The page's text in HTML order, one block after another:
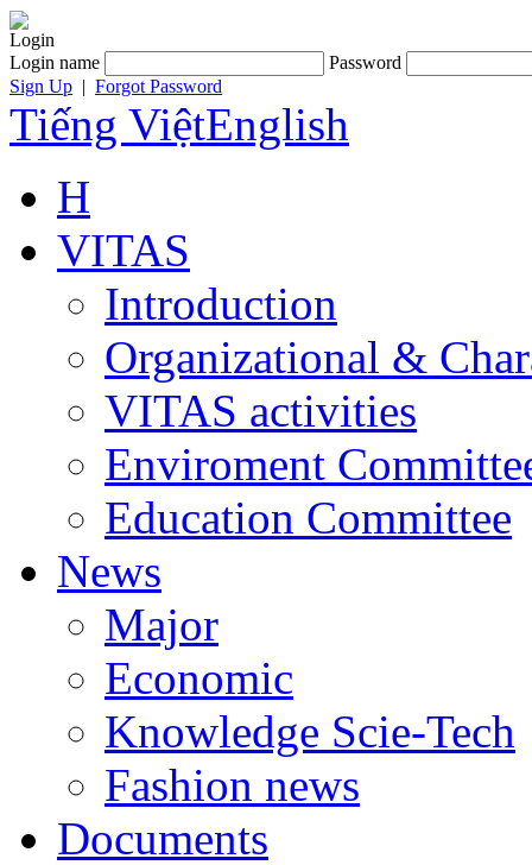
Login
Login name
Password
Sign Up | Forgot Password
Tiếng ViệtEnglish
H
VITAS
Introduction
Organizational &
VITAS activities
Enviroment
Education Committee
News
Major
Economic
Knowledge Scie-Tech
Fashion news
Documents